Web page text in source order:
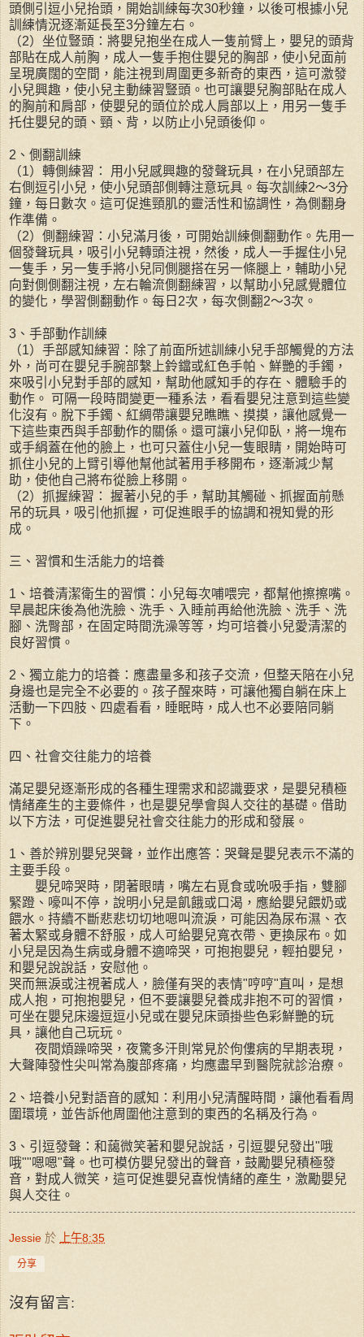
頭側引逗小兒抬頭，開始訓練每次30秒鐘，以後可根據小兒
訓練情況逐漸延長至3分鐘左右。
（2）坐位豎頭：將嬰兒抱坐在成人一隻前臂上，嬰兒的頭背
部貼在成人前胸，成人一隻手抱住嬰兒的胸部，使小兒面前
呈現廣闊的空間，能注視到周圍更多新奇的東西，這可激發
小兒興趣，使小兒主動練習豎頭。也可讓嬰兒胸部貼在成人
的胸前和肩部，使嬰兒的頭位於成人肩部以上，用另一隻手
托住嬰兒的頭、頸、背，以防止小兒頭後仰。
2、側翻訓練
（1）轉側練習： 用小兒感興趣的發聲玩具，在小兒頭部左
右側逗引小兒，使小兒頭部側轉注意玩具。每次訓練2～3分
鐘，每日數次。這可促進頸肌的靈活性和協調性，為側翻身
作準備。
（2）側翻練習：小兒滿月後，可開始訓練側翻動作。先用一
個發聲玩具，吸引小兒轉頭注視，然後，成人一手握住小兒
一隻手，另一隻手將小兒同側腿搭在另一條腿上，輔助小兒
向對側側翻注視，左右輪流側翻練習，以幫助小兒感覺體位
的變化，學習側翻動作。每日2次，每次側翻2～3次。
3、手部動作訓練
（1）手部感知練習：除了前面所述訓練小兒手部觸覺的方法
外，尚可在嬰兒手腕部繫上鈴鐺或紅色手帕、鮮艷的手鐲，
來吸引小兒對手部的感知，幫助他感知手的存在、體驗手的
動作。 可隔一段時間變更一種系法，看看嬰兒注意到這些變
化沒有。脫下手鐲、紅綢帶讓嬰兒瞧瞧、摸摸，讓他感覺一
下這些東西與手部動作的關係。還可讓小兒仰臥，將一塊布
或手絹蓋在他的臉上，也可只蓋住小兒一隻眼睛，開始時可
抓住小兒的上臂引導他幫他試著用手移開布，逐漸減少幫
助，使他自己將布從臉上移開。
（2）抓握練習： 握著小兒的手，幫助其觸碰、抓握面前懸
吊的玩具，吸引他抓握，可促進眼手的協調和視知覺的形
成。
三、習慣和生活能力的培養
1、培養清潔衛生的習慣：小兒每次哺喂完，都幫他擦擦嘴。
早晨起床後為他洗臉、洗手、入睡前再給他洗臉、洗手、洗
腳、洗臀部，在固定時間洗澡等等，均可培養小兒愛清潔的
良好習慣。
2、獨立能力的培養：應盡量多和孩子交流，但整天陪在小兒
身邊也是完全不必要的。孩子醒來時，可讓他獨自躺在床上
活動一下四肢、四處看看，睡眠時，成人也不必要陪同躺
下。
四、社會交往能力的培養
滿足嬰兒逐漸形成的各種生理需求和認識要求，是嬰兒積極
情緒產生的主要條件，也是嬰兒學會與人交往的基礎。借助
以下方法，可促進嬰兒社會交往能力的形成和發展。
1、善於辨別嬰兒哭聲，並作出應答：哭聲是嬰兒表示不滿的
主要手段。
嬰兒啼哭時，閉著眼晴，嘴左右覓食或吮吸手指，雙腳
緊蹬、嚎叫不停，說明小兒是飢餓或口渴，應給嬰兒餵奶或
餵水。持續不斷悲悲切切地嗯叫流淚，可能因為尿布濕、衣
著太緊或身體不舒服，成人可給嬰兒寬衣帶、更換尿布。如
小兒是因為生病或身體不適啼哭，可抱抱嬰兒，輕拍嬰兒，
和嬰兒說說話，安慰他。
哭而無淚或注視著成人，臉僅有哭的表情"哼哼"直叫，是想
成人抱，可抱抱嬰兒，但不要讓嬰兒養成非抱不可的習慣，
可坐在嬰兒床邊逗逗小兒或在嬰兒床頭掛些色彩鮮艷的玩
具，讓他自己玩玩。
夜間煩躁啼哭，夜驚多汗則常見於佝僂病的早期表現，
大聲陣發性尖叫常為腹部疼痛，均應盡早到醫院就診治療。
2、培養小兒對語音的感知：利用小兒清醒時間，讓他看看周
圍環境，並告訴他周圍他注意到的東西的名稱及行為。
3、引逗發聲：和藹微笑著和嬰兒說話，引逗嬰兒發出"哦
哦""嗯嗯"聲。也可模仿嬰兒發出的聲音，鼓勵嬰兒積極發
音，對成人微笑，這可促進嬰兒喜悅情緒的產生，激勵嬰兒
與人交往。
Jessie 於 上午8:35
分享
沒有留言: